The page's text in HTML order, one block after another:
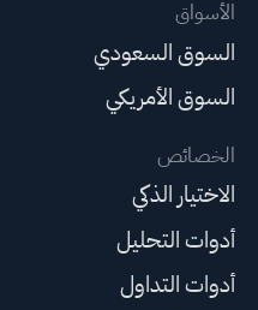
الأسواق
السوق السعودي
السوق الأمريكي
الخصائص
الاختيار الذكي
أدوات التحليل
أدوات التداول